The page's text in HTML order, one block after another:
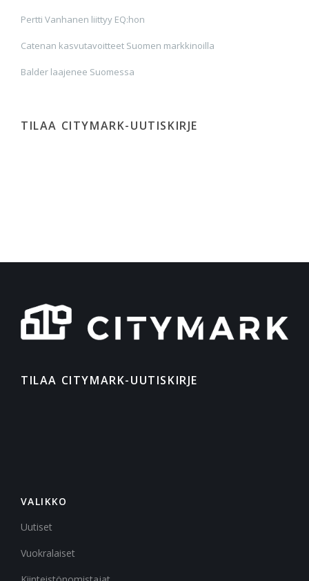
Pertti Vanhanen liittyy EQ:hon
Catenan kasvutavoitteet Suomen markkinoilla
Balder laajenee Suomessa
TILAA CITYMARK-UUTISKIRJE
TILAA CITYMARK-UUTISKIRJE
VALIKKO
Uutiset
Vuokralaiset